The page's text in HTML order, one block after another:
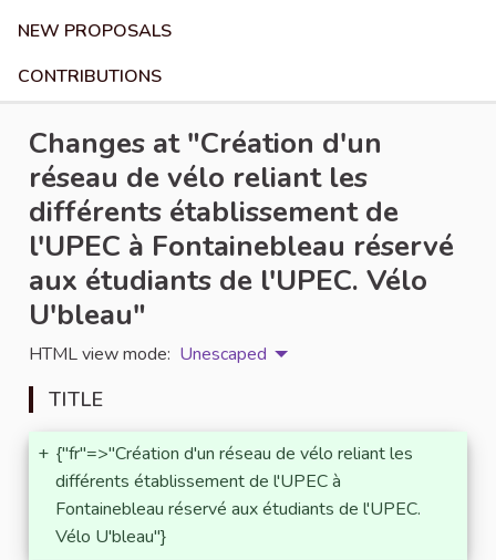
NEW PROPOSALS
CONTRIBUTIONS
Changes at "Création d'un
réseau de vélo reliant les
différents établissement de
l'UPEC à Fontainebleau réservé
aux étudiants de l'UPEC. Vélo
U'bleau"
HTML view mode: Unescaped
TITLE
+ {"fr"=>"Création d'un réseau de vélo reliant les
différents établissement de l'UPEC à
Fontainebleau réservé aux étudiants de l'UPEC.
Vélo U'bleau"}